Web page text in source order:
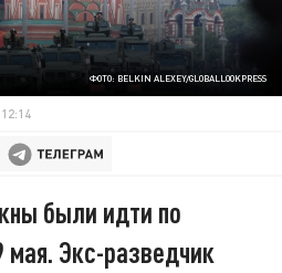
ФОТО: BELKIN ALEXEY/GLOBALLOOKPRESS
были идти по
Экс-разведчик